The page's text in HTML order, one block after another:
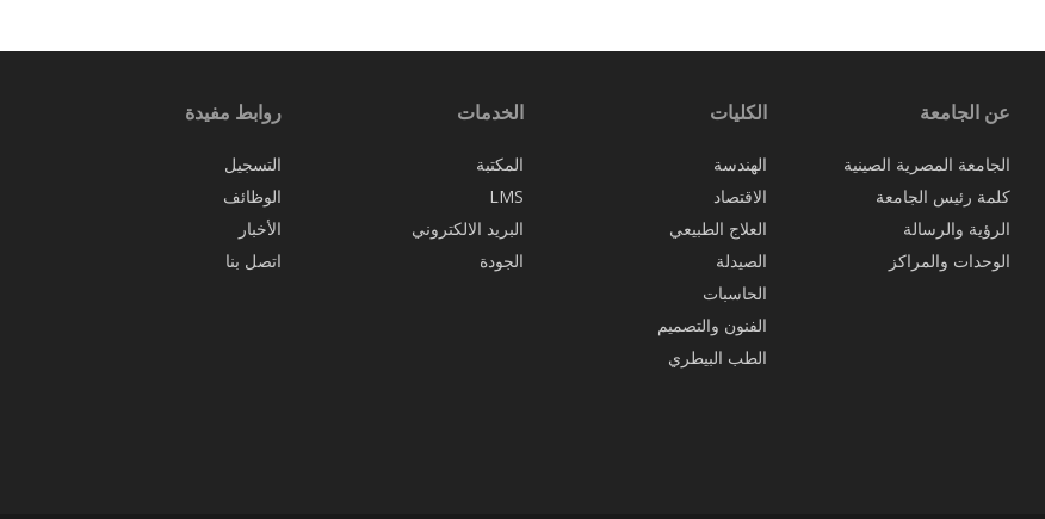
عن الجامعة
الجامعة المصرية الصينية
كلمة رئيس الجامعة
الرؤية والرسالة
الوحدات والمراكز
الكليات
الهندسة
الاقتصاد
العلاج الطبيعي
الصيدلة
الحاسبات
الفنون والتصميم
الطب البيطري
الخدمات
المكتبة
LMS
البريد الالكتروني
الجودة
روابط مفيدة
التسجيل
الوظائف
الأخبار
اتصل بنا